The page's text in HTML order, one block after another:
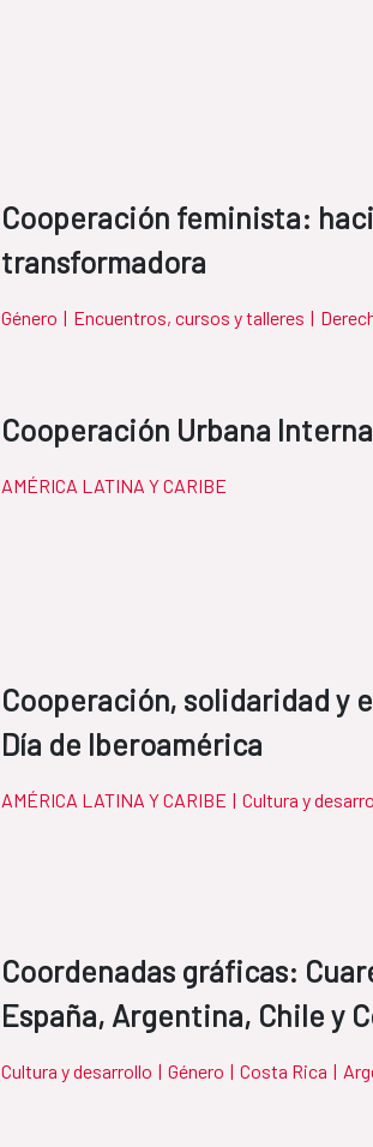
Cooperación feminista:
transformadora
Género | Encuentros, cursos y talleres |
Cooperación Urbana
AMÉRICA LATINA Y CARIBE
Cooperación, solidaridad y
Día de Iberoamérica
AMÉRICA LATINA Y CARIBE | Cultura y
Coordenadas gráficas:
España, Argentina, Chile y
Cultura y desarrollo | Género | Costa Rica |